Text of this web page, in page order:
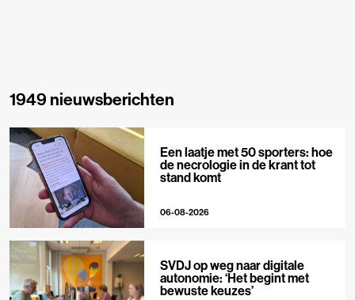
1949 nieuwsberichten
Een laatje met 50 sporters: hoe
de necrologie in de krant tot
stand komt
06-08-2026
SVDJ op weg naar digitale
autonomie: ‘Het begint met
bewuste keuzes’